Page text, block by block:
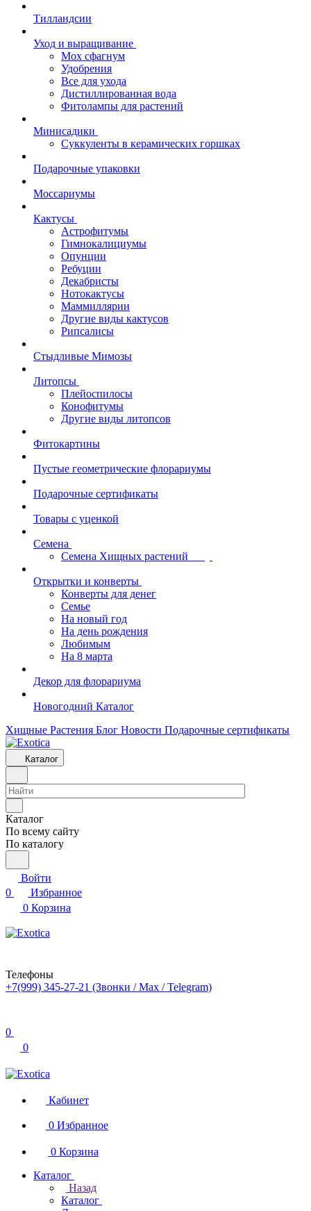
Тилландсии
Уход и выращивание
Мох сфагнум
Удобрения
Все для ухода
Дистиллированная вода
Фитолампы для растений
Минисадики
Суккуленты в керамических горшках
Подарочные упаковки
Моссариумы
Кактусы
Астрофитумы
Гимнокалициумы
Опунции
Ребуции
Декабристы
Нотокактусы
Маммиллярии
Другие виды кактусов
Рипсалисы
Стыдливые Мимозы
Литопсы
Плейоспилосы
Конофитумы
Другие виды литопсов
Фитокартины
Пустые геометрические флорариумы
Подарочные сертификаты
Товары с уценкой
Семена
Семена Хищных растений
Открытки и конверты
Конверты для денег
Семье
На новый год
На день рождения
Любимым
На 8 марта
Декор для флорариума
Новогодний Каталог
Хищные Растения Блог Новости Подарочные сертификаты
Каталог
Каталог
По всему сайту
По каталогу
Войти
0
Избранное
0 Корзина
Телефоны
+7(999) 345-27-21 (Звонки / Max / Telegram)
0
0
Кабинет
0 Избранное
0 Корзина
Каталог
Назад
Каталог